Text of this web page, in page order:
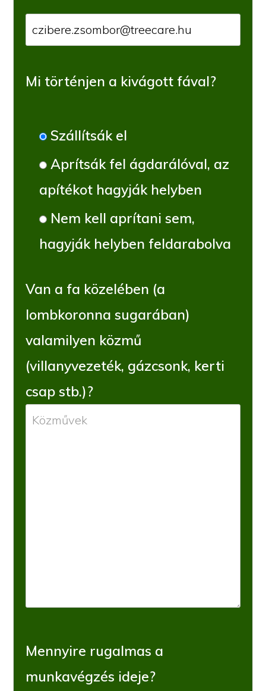
Mi történjen a kivágott fával?
Szállítsák el
Aprítsák fel ágdarálóval, az
apítékot hagyják helyben
Nem kell aprítani sem,
hagyják helyben feldarabolva
Van a fa közelében (a
lombkoronna sugarában)
valamilyen közmű
(villanyvezeték, gázcsonk, kerti
csap stb.)?
Mennyire rugalmas a
munkavégzés ideje?